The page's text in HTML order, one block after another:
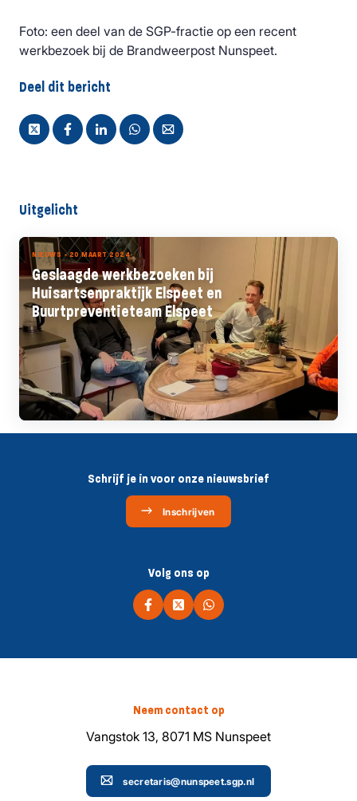
Foto: een deel van de SGP-fractie op een recent
werkbezoek bij de Brandweerpost Nunspeet.
Deel dit bericht
Uitgelicht
NIEUWS - 20 MAART 2024
Geslaagde werkbezoeken bij
Huisartsenpraktijk Elspeet en
Buurtpreventieteam Elspeet
Schrijf je in voor onze nieuwsbrief
Inschrijven
Volg ons op
Neem contact op
Vangstok 13, 8071 MS Nunspeet
secretaris@nunspeet.sgp.nl